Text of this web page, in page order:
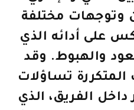
وتوجهات مختلفة
على أدائه الذي
والهبوط. وقد
المتكررة تساؤلات
الفريق، الذي